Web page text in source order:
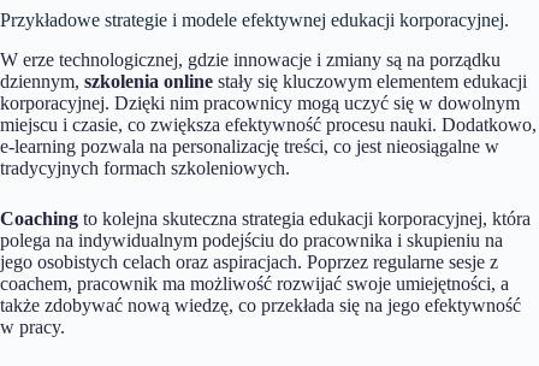
Przykładowe strategie i modele efektywnej edukacji korporacyjnej.
W erze technologicznej, gdzie innowacje i zmiany są na porządku
dziennym, szkolenia online stały się kluczowym elementem edukacji
korporacyjnej. Dzięki nim pracownicy mogą uczyć się w dowolnym
miejscu i czasie, co zwiększa efektywność procesu nauki. Dodatkowo,
e-learning pozwala na personalizację treści, co jest nieosiągalne w
tradycyjnych formach szkoleniowych.
Coaching to kolejna skuteczna strategia edukacji korporacyjnej, która
polega na indywidualnym podejściu do pracownika i skupieniu na
jego osobistych celach oraz aspiracjach. Poprzez regularne sesje z
coachem, pracownik ma możliwość rozwijać swoje umiejętności, a
także zdobywać nową wiedzę, co przekłada się na jego efektywność
w pracy.